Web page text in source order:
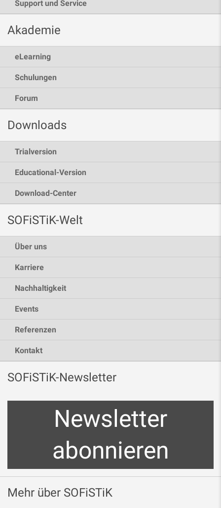
Support und Service
Akademie
eLearning
Schulungen
Forum
Downloads
Trialversion
Educational-Version
Download-Center
SOFiSTiK-Welt
Über uns
Karriere
Nachhaltigkeit
Events
Referenzen
Kontakt
SOFiSTiK-Newsletter
Newsletter
abonnieren
Mehr über SOFiSTiK